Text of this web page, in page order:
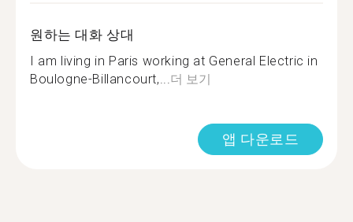
원하는 대화 상대
I am living in Paris working at General Electric in
Boulogne-Billancourt,...더 보기
앱 다운로드